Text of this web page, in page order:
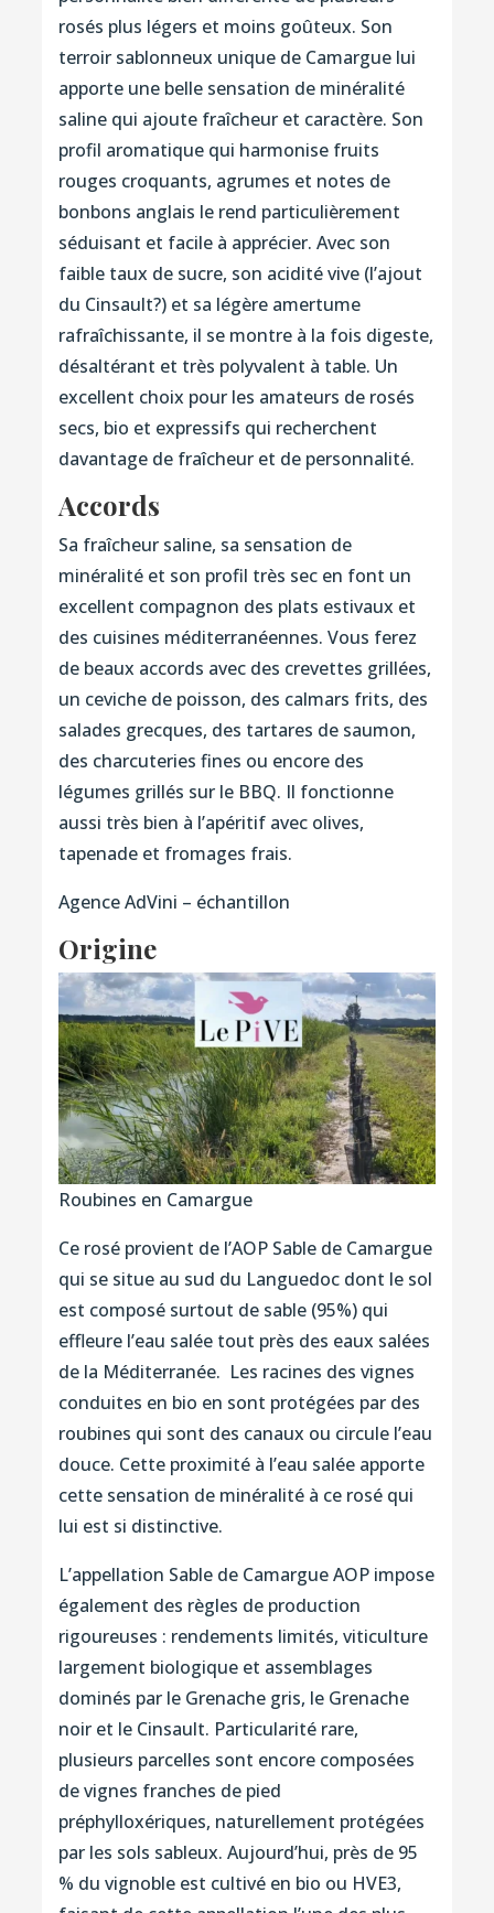
rosés plus légers et moins goûteux. Son
terroir sablonneux unique de Camargue lui
apporte une belle sensation de minéralité
saline qui ajoute fraîcheur et caractère. Son
profil aromatique qui harmonise fruits
rouges croquants, agrumes et notes de
bonbons anglais le rend particulièrement
séduisant et facile à apprécier. Avec son
faible taux de sucre, son acidité vive (l’ajout
du Cinsault?) et sa légère amertume
rafraîchissante, il se montre à la fois digeste,
désaltérant et très polyvalent à table. Un
excellent choix pour les amateurs de rosés
secs, bio et expressifs qui recherchent
davantage de fraîcheur et de personnalité.
Accords
Sa fraîcheur saline, sa sensation de
minéralité et son profil très sec en font un
excellent compagnon des plats estivaux et
des cuisines méditerranéennes. Vous ferez
de beaux accords avec des crevettes grillées,
un ceviche de poisson, des calmars frits, des
salades grecques, des tartares de saumon,
des charcuteries fines ou encore des
légumes grillés sur le BBQ. Il fonctionne
aussi très bien à l’apéritif avec olives,
tapenade et fromages frais.
Agence AdVini – échantillon
Origine
Roubines en Camargue
Ce rosé provient de l’AOP Sable de Camargue
qui se situe au sud du Languedoc dont le sol
est composé surtout de sable (95%) qui
effleure l’eau salée tout près des eaux salées
de la Méditerranée. Les racines des vignes
conduites en bio en sont protégées par des
roubines qui sont des canaux ou circule l’eau
douce. Cette proximité à l’eau salée apporte
cette sensation de minéralité à ce rosé qui
lui est si distinctive.
L’appellation Sable de Camargue AOP impose
également des règles de production
rigoureuses : rendements limités, viticulture
largement biologique et assemblages
dominés par le Grenache gris, le Grenache
noir et le Cinsault. Particularité rare,
plusieurs parcelles sont encore composées
de vignes franches de pied
préphylloxériques, naturellement protégées
par les sols sableux. Aujourd’hui, près de 95
% du vignoble est cultivé en bio ou HVE3,